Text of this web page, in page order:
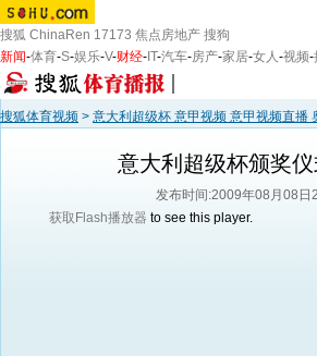
搜狐 ChinaRen 17173 焦点房地产 搜狗
新闻-体育-S-娱乐-V-财经- IT-汽车-房产-家居-女人-视频-
搜狐体育视频 > 意大利超级杯 意甲视频 意甲视频直播
意大利超级杯颁奖
发布时间:2009年08月08日
获取Flash播放器 to see this player.